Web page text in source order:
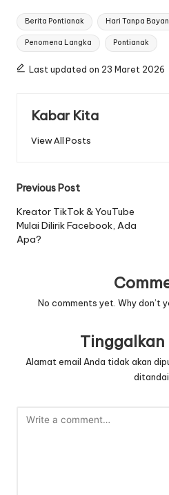
Tags:
Berita Pontianak Hari Tanpa
Penomena Langka Pontianak
Last updated on 23 Maret 2026
Kabar Kita
View All Posts
Post
navigation
Previous Post
Kreator TikTok & YouTube
Mulai Dilirik Facebook, Ada
Apa?
No comments yet. Why don’t
Tinggalkan
Alamat email Anda tidak akan
ditandai